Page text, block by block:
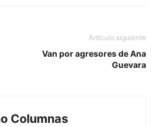
Artículo siguiente
Van por agresores de Ana
Guevara
Columnas